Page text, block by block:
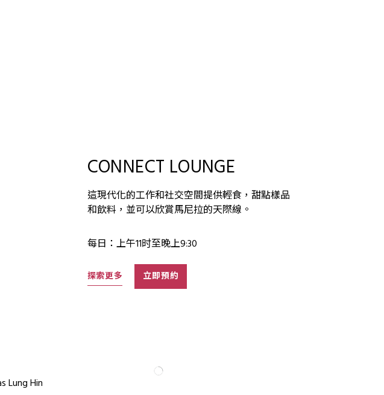
CONNECT LOUNGE
這現代化的工作和社交空間提供輕食，甜點樣品
和飲料，並可以欣賞馬尼拉的天際線。
每日：上午11时至晚上9:30
探索更多 立即預約